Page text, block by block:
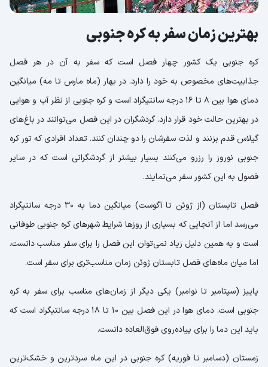
بهترین زمان سفر به کره جنوبی
کره جنوبی یک کشور چهار فصل است که سفر به آن در هر فصل
جذابیت‌های مخصوص به خود را دارد. در بهار (ماه مارس تا مه) میانگین
دمای هوا بین 8 تا 16 درجه سانتیگراد است و کره‌ جنوبی از نظر آب و هوایی
در بهترین حالت خود قرار دارد. گردشگران در این فصل می‌توانند در باغ‌های
گیلاس قدم بزنند و لذت سفرشان را دو چندان کنند. تعداد افرادی که تور کره
جنوبی نوروز را رزرو می‌کنند بسیار بیشتر از گردشگرانی است که در سایر
فصول به این کشور سفر می‌نمایند.
فصل تابستان (از ژوئن تا آگوست) میانگین دما به 30 درجه سانتیگراد
می‌رسد اما از آنجایی که بسیاری از روزها شرایط شهرهای کره جنوبی طوفانی
است و به همین دلیل زیاد نمی‌توان این فصل را برای سفر مناسب دانست.
اما میان ماه‌های فصل تابستان ژوئن زمان مناسب‌تری برای سفر است.
پاییز (سپتامبر تا نوامبر) یکی دیگر از زمان‌های مناسب برای سفر به کره
جنوبی است. دمای هوا در این فصل بین 10 تا 18 درجه سانتیگراد است که
باید این دما را برای پیاده‌روی فوق‌العاده دانست.
زمستان (دسامبر تا فوریه) کره جنوبی در این ماه سردترین و خشک‌ترین